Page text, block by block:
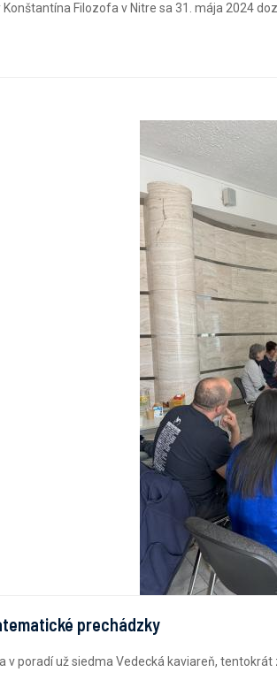
Filozofa v Nitre sa 31. mája 2024
prechádzky
v poradí už siedma Vedecká kaviareň,